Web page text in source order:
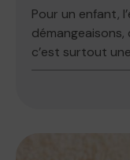
Pour un enfant,
démangeaisons,
c’est surtout